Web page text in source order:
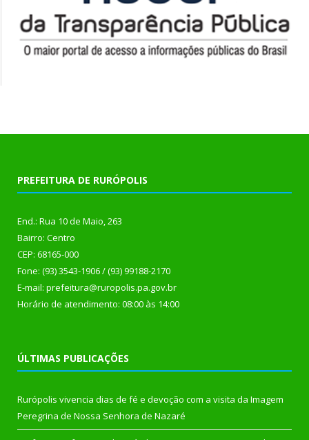
PREFEITURA DE RURÓPOLIS
End.: Rua 10 de Maio, 263
Bairro: Centro
CEP: 68165-000
Fone: (93) 3543-1906 / (93) 99188-2170
E-mail: prefeitura@ruropolis.pa.gov.br
Horário de atendimento: 08:00 às 14:00
ÚLTIMAS PUBLICAÇÕES
Rurópolis vivencia dias de fé e devoção com a visita da Imagem
Peregrina de Nossa Senhora de Nazaré